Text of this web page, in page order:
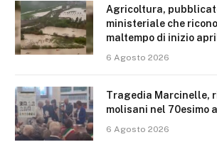
Agricoltura,
ministeriale che
maltempo di inizio
6 Agosto 2026
Tragedia Marcinelle,
molisani nel 70esimo
6 Agosto 2026